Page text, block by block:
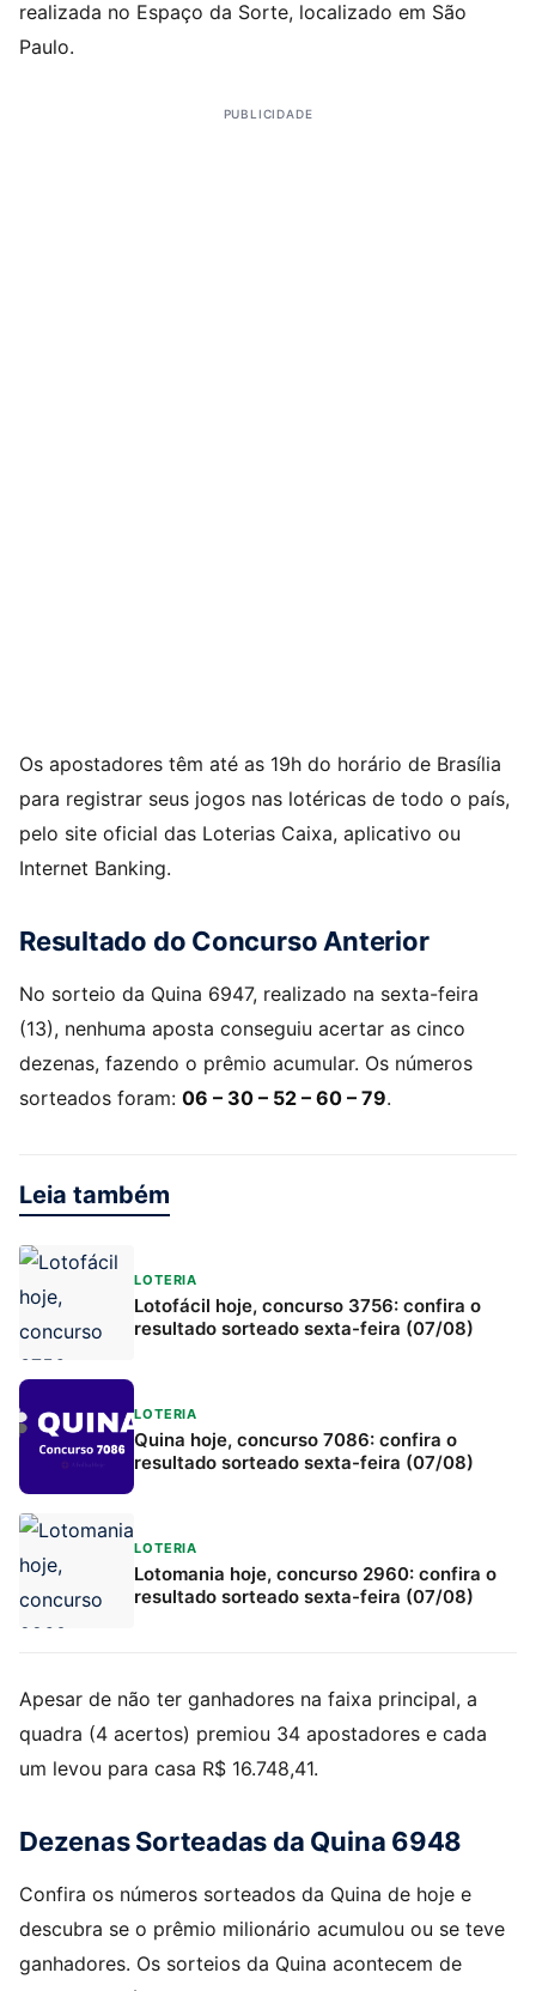
realizada no Espaço da Sorte, localizado em São
Paulo.
PUBLICIDADE
Os apostadores têm até as 19h do horário de Brasília
para registrar seus jogos nas lotéricas de todo o país,
pelo site oficial das Loterias Caixa, aplicativo ou
Internet Banking.​
Resultado do Concurso Anterior
No sorteio da Quina 6947, realizado na sexta-feira
(13), nenhuma aposta conseguiu acertar as cinco
dezenas, fazendo o prêmio acumular. Os números
sorteados foram: 06 – 30 – 52 – 60 – 79.
Leia também
LOTERIA
Lotofácil hoje, concurso 3756: confira o
resultado sorteado sexta-feira (07/08)
LOTERIA
Quina hoje, concurso 7086: confira o
resultado sorteado sexta-feira (07/08)
LOTERIA
Lotomania hoje, concurso 2960: confira o
resultado sorteado sexta-feira (07/08)
Apesar de não ter ganhadores na faixa principal, a
quadra (4 acertos) premiou 34 apostadores e cada
um levou para casa R$ 16.748,41.
Dezenas Sorteadas da Quina 6948
Confira os números sorteados da Quina de hoje e
descubra se o prêmio milionário acumulou ou se teve
ganhadores. Os sorteios da Quina acontecem de